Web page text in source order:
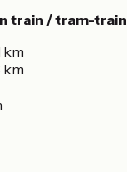
train / tram-train
km
km